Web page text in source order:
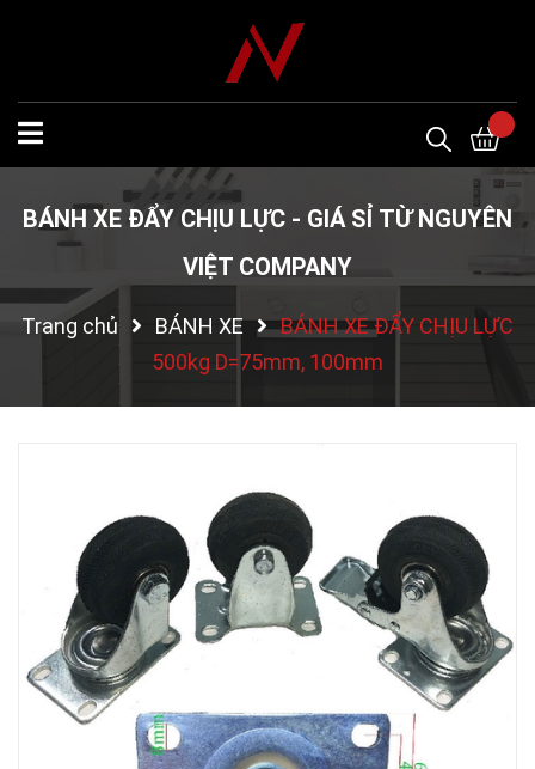
BÁNH XE ĐẨY CHỊU LỰC - GIÁ SỈ TỪ NGUYÊN
VIỆT COMPANY
Trang chủ BÁNH XE
BÁNH XE ĐẨY CHỊU LỰC
500kg D=75mm, 100mm